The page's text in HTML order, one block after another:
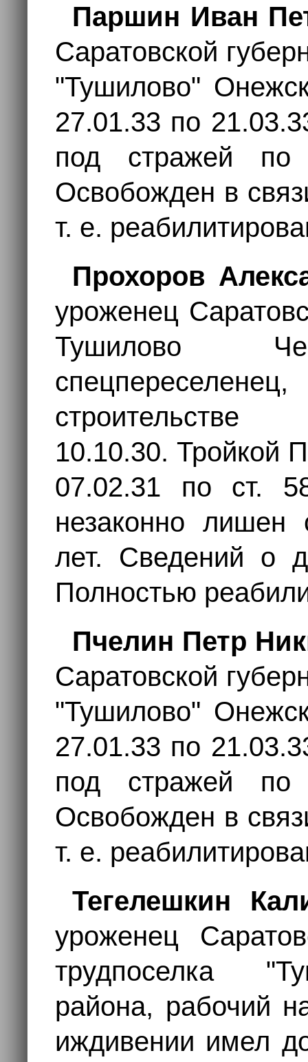
Паршин Иван
Саратовской
"Тушилово"
27.01.33 по
под стражей
Освобожден в
т. е.
Прохоров
уроженец
Тушилово
строительстве
10.10.30. Тройкой
07.02.31 по ст.
незаконно
лет. Сведений о
Полностью
Пчелин Петр
Саратовской
"Тушилово"
27.01.33 по
под стражей
Освобожден в
т. е.
Тегелешкин
уроженец
трудпоселка
района, рабочий
иждивении имел